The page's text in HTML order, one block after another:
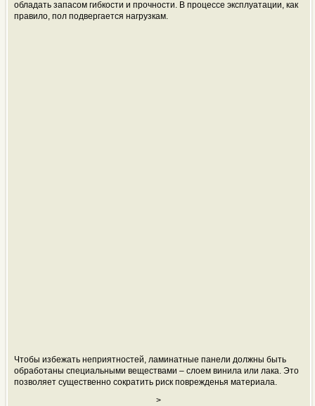
обладать запасом гибкости и прочности. В процессе эксплуатации, как
правило, пол подвергается нагрузкам.
Чтобы избежать неприятностей, ламинатные панели должны быть
обработаны специальными веществами – слоем винила или лака. Это
позволяет существенно сократить риск поврежденья материала.
>